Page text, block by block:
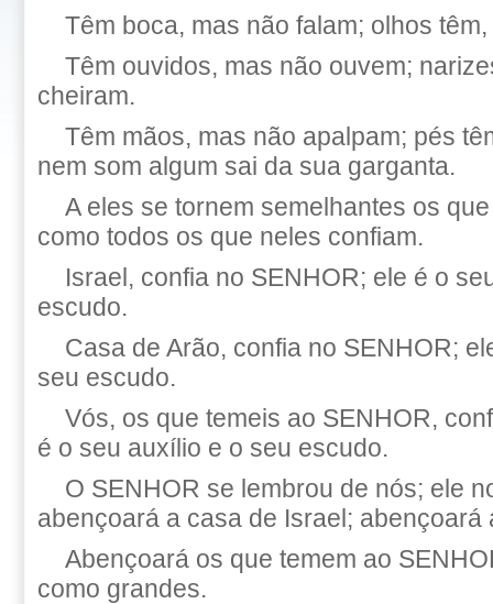
Têm boca, mas não falam; olhos
Têm ouvidos, mas não ouvem;
cheiram.
Têm mãos, mas não apalpam; pés
nem som algum sai da sua garganta.
A eles se tornem semelhantes os
como todos os que neles confiam.
Israel, confia no SENHOR; ele é o
escudo.
Casa de Arão, confia no SENHOR;
seu escudo.
Vós, os que temeis ao SENHOR,
é o seu auxílio e o seu escudo.
O SENHOR se lembrou de nós; ele
abençoará a casa de Israel; abençoará
Abençoará os que temem ao
como grandes.